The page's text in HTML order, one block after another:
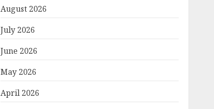
August 2026
July 2026
June 2026
May 2026
April 2026